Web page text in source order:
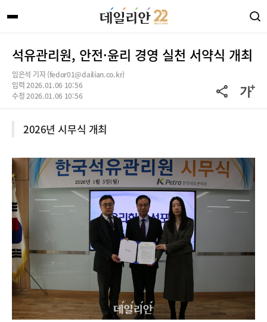
석유관리원, 안전·윤리 경영 실천 서약식 개최
임은석 기자 (fedor01@dailian.co.kr)
입력 2026.01.06 10:56
수정 2026.01.06 10:56
2026년 시무식 개최